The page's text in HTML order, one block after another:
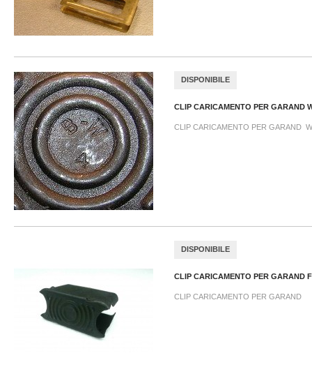
DISPONIBILE
CLIP CARICAMENTO PER GARAND
CLIP CARICAMENTO PER GARAND
DISPONIBILE
CLIP CARICAMENTO PER GARAND
CLIP CARICAMENTO PER GARAND